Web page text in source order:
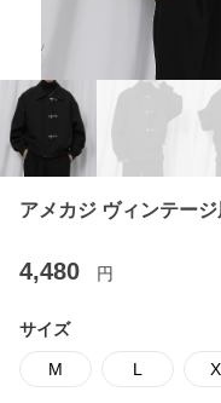
アメカジ ヴィンテー
4,480 円
サイズ
M L